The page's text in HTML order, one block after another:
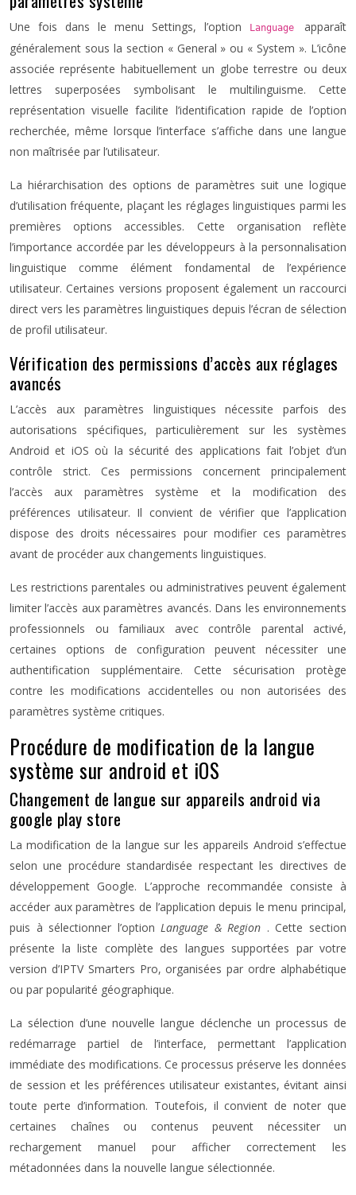
Une fois dans le menu Settings, l’option Language apparaît
généralement sous la section « General » ou « System ». L’icône
associée représente habituellement un globe terrestre ou deux
lettres superposées symbolisant le multilinguisme. Cette
représentation visuelle facilite l’identification rapide de l’option
recherchée, même lorsque l’interface s’affiche dans une langue
non maîtrisée par l’utilisateur.
La hiérarchisation des options de paramètres suit une logique
d’utilisation fréquente, plaçant les réglages linguistiques parmi les
premières options accessibles. Cette organisation reflète
l’importance accordée par les développeurs à la personnalisation
linguistique comme élément fondamental de l’expérience
utilisateur. Certaines versions proposent également un raccourci
direct vers les paramètres linguistiques depuis l’écran de sélection
de profil utilisateur.
Vérification des permissions d’accès aux réglages
avancés
L’accès aux paramètres linguistiques nécessite parfois des
autorisations spécifiques, particulièrement sur les systèmes
Android et iOS où la sécurité des applications fait l’objet d’un
contrôle strict. Ces permissions concernent principalement
l’accès aux paramètres système et la modification des
préférences utilisateur. Il convient de vérifier que l’application
dispose des droits nécessaires pour modifier ces paramètres
avant de procéder aux changements linguistiques.
Les restrictions parentales ou administratives peuvent également
limiter l’accès aux paramètres avancés. Dans les environnements
professionnels ou familiaux avec contrôle parental activé,
certaines options de configuration peuvent nécessiter une
authentification supplémentaire. Cette sécurisation protège
contre les modifications accidentelles ou non autorisées des
paramètres système critiques.
Procédure de modification de la langue
système sur android et iOS
Changement de langue sur appareils android via
google play store
La modification de la langue sur les appareils Android s’effectue
selon une procédure standardisée respectant les directives de
développement Google. L’approche recommandée consiste à
accéder aux paramètres de l’application depuis le menu principal,
puis à sélectionner l’optionLanguage & Region . Cette section
présente la liste complète des langues supportées par votre
version d’IPTV Smarters Pro, organisées par ordre alphabétique
ou par popularité géographique.
La sélection d’une nouvelle langue déclenche un processus de
redémarrage partiel de l’interface, permettant l’application
immédiate des modifications. Ce processus préserve les données
de session et les préférences utilisateur existantes, évitant ainsi
toute perte d’information. Toutefois, il convient de noter que
certaines chaînes ou contenus peuvent nécessiter un
rechargement manuel pour afficher correctement les
métadonnées dans la nouvelle langue sélectionnée.